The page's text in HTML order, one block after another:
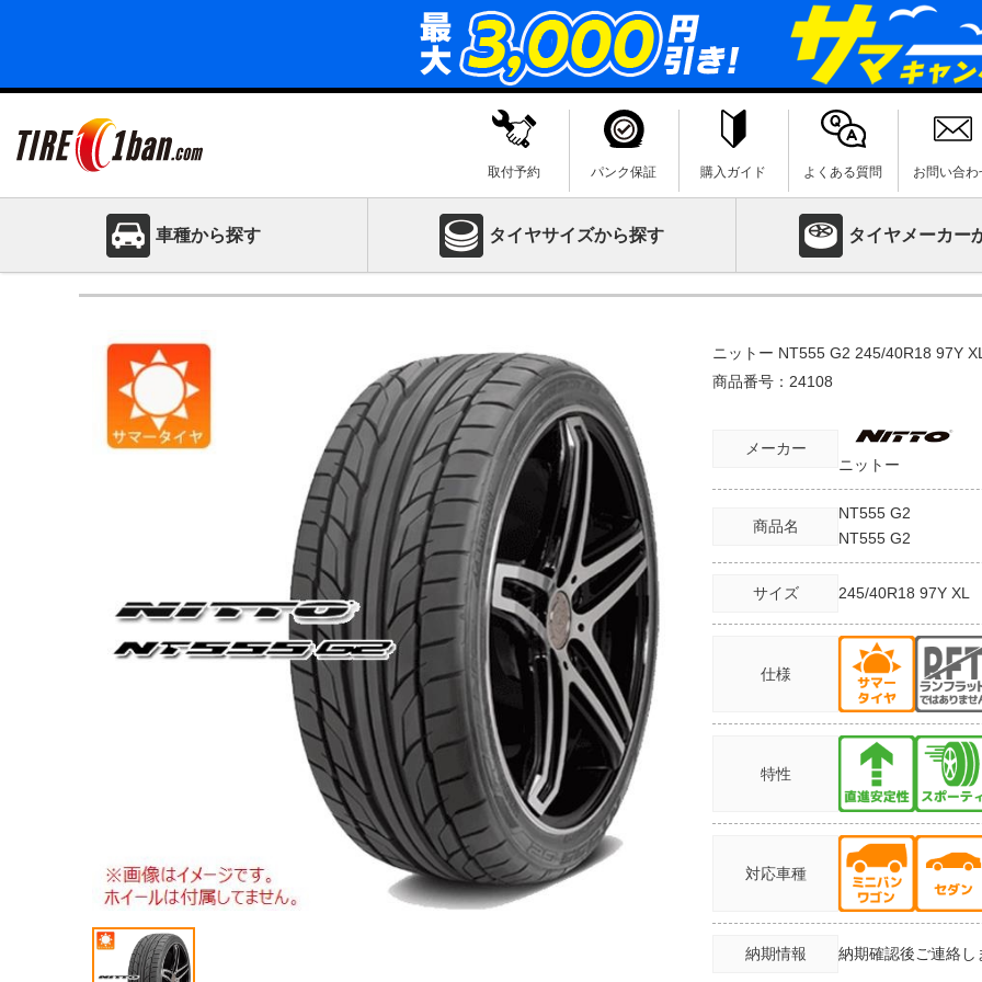
取付予約 パンク保証 購入ガイド よくある質問 お問い合わ
車種から探す タイヤサイズから探す タイヤメーカー
ニットー NT555 G2 245/40R18 97Y
商品番号： 24108
メーカー
ニットー
商品名
NT555 G2
NT555 G2
サイズ 245/40R1897Y XL
仕様
特性
対応車種
納期情報 納期確認後ご連絡し